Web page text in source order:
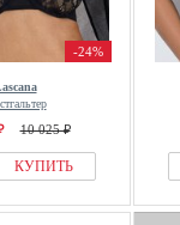
-24%
10 025 ₽
КУПИТЬ